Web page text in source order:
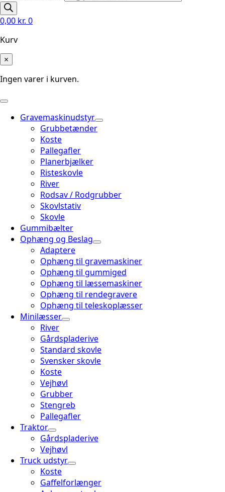
0,00 kr. 0
Kurv
×
Ingen varer i kurven.
Gravemaskinudstyr
Grubbetænder
Koste
Pallegafler
Planerbjælker
Risteskovle
River
Rodsav / Rodgrubber
Skovlstativ
Skovle
Gummibælter
Ophæng og Beslag
Adaptere
Ophæng til gravemaskiner
Ophæng til gummiged
Ophæng til læssemaskiner
Ophæng til rendegravere
Ophæng til teleskoplæsser
Minilæsser
River
Gårdspladerive
Standard skovle
Svensker skovle
Koste
Vejhøvl
Grubber
Stengreb
Pallegafler
Traktor
Gårdspladerive
Vejhøvl
Truck udstyr
Koste
Gaffelforlænger